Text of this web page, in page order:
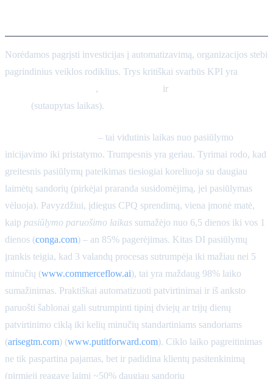
Norėdamos pagrįsti investicijas į automatizavimą, organizacijos stebi
pagrindinius veiklos rodiklius. Trys kritiškai svarbūs KPI yra
, ir
(sutaupytas laikas).
– tai vidutinis laikas nuo pasiūlymo
inicijavimo iki pristatymo. Trumpesnis yra geriau. Tyrimai rodo, kad
greitesnis pasiūlymų pateikimas tiesiogiai koreliuoja su daugiau
laimėtų sandorių (pirkėjai praranda susidomėjimą, jei pasiūlymas
vėluoja). Pavyzdžiui, įdiegus CPQ sprendimą, viena įmonė matė,
kaip pasiūlymo paruošimo laikas sumažėjo nuo 6,5 dienos iki vos 1
dienos (conga.com) – an 85% pagerėjimas. Kitas DI pasiūlymų
įrankis teigia, kad 3 valandų procesas sutrumpėja iki mažiau nei 5
minučių (www.commerceflow.ai), tai yra maždaug 98% laiko
sumažinimas. Praktiškai automatizuoti patvirtinimai ir iš anksto
paruošti šablonai gali sutrumpinti tipinį dviejų ar trijų dienų
patvirtinimo ciklą iki kelių minučių standartiniams sandoriams
(arisegtm.com) (www.putitforward.com). Ciklo laiko pagreitinimas
ne tik paspartina pajamas, bet ir padidina klientų pasitenkinimą
(pirmieji reagavę laimi ~50% daugiau sandorių